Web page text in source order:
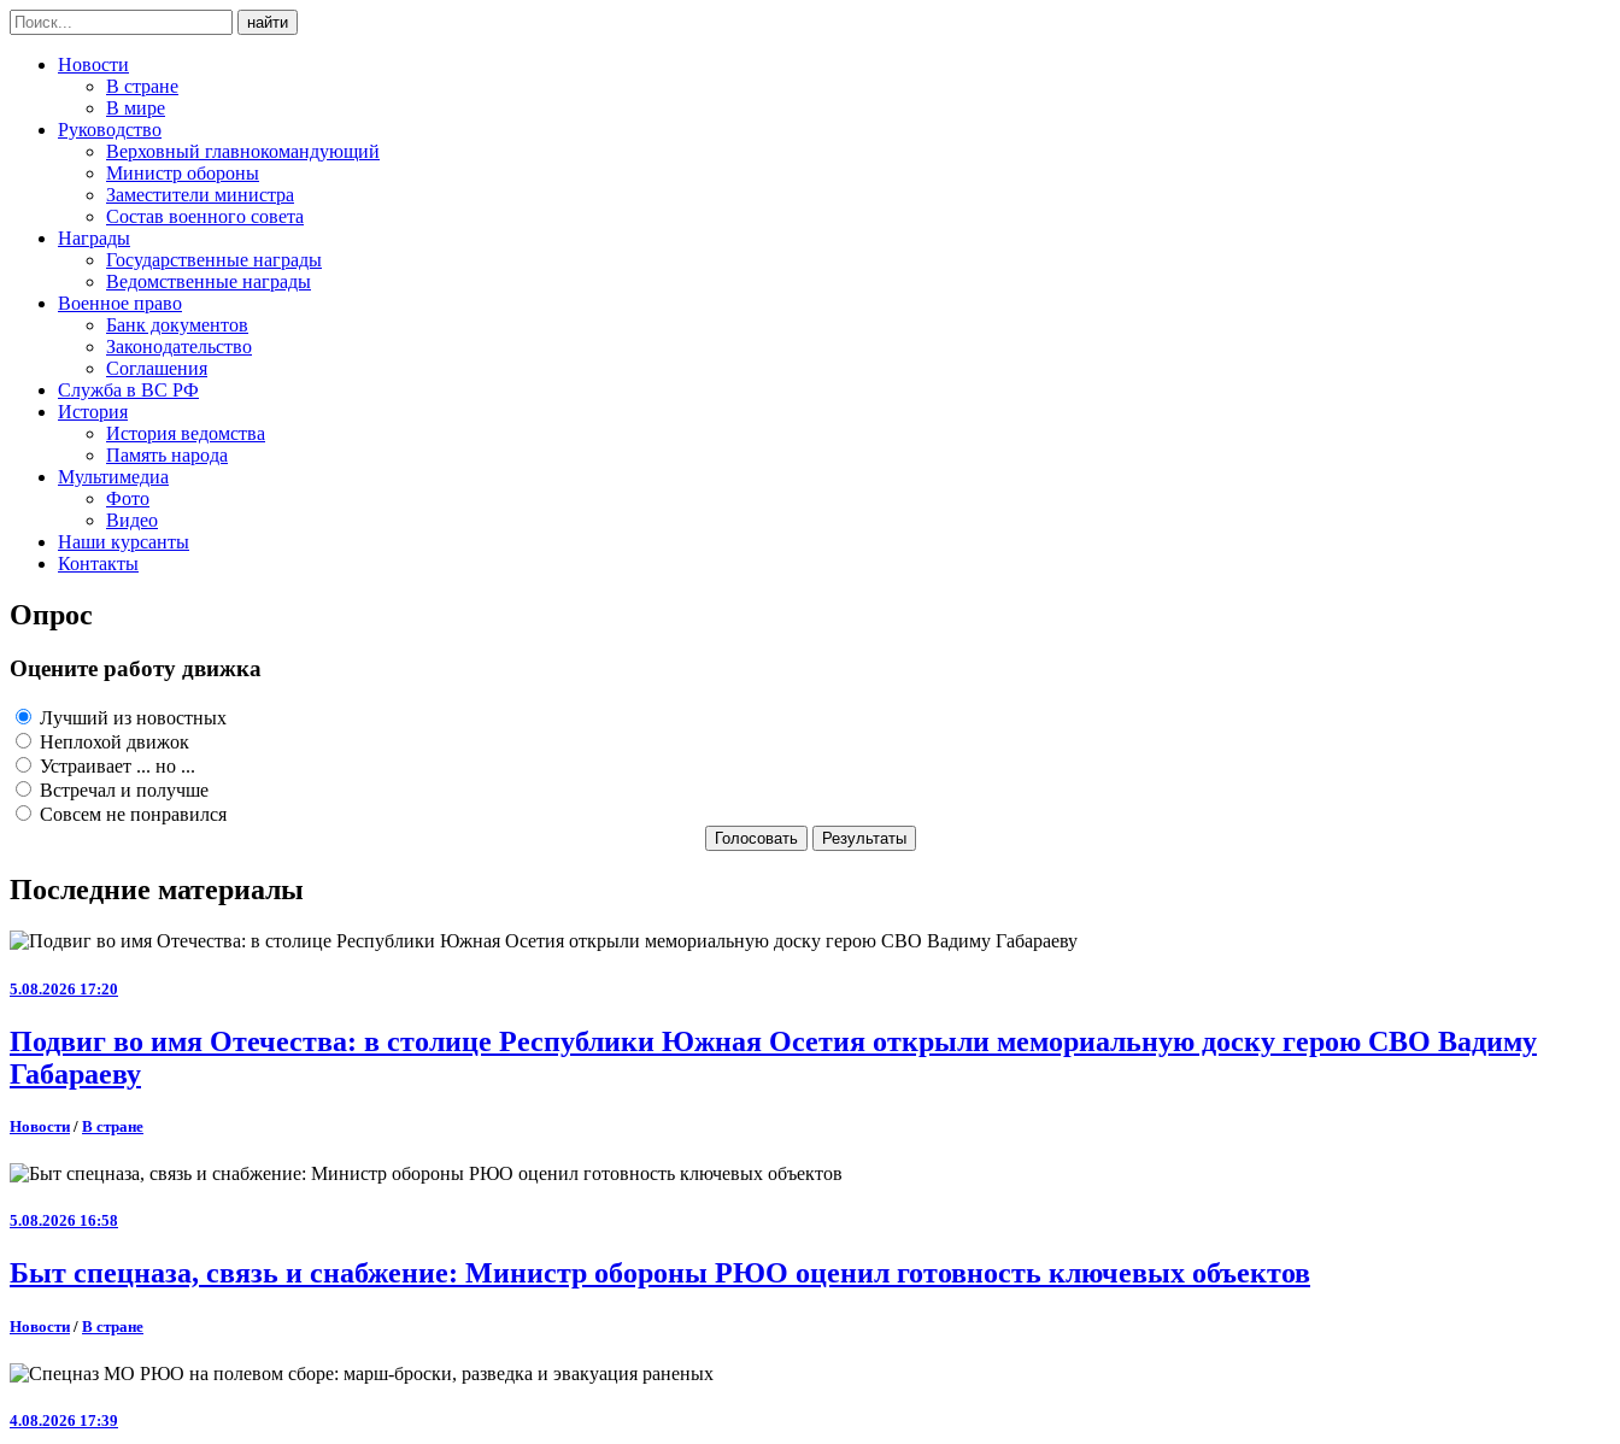
найти
Новости
В стране
В мире
Руководство
Верховный главнокомандующий
Министр обороны
Заместители министра
Состав военного совета
Награды
Государственные награды
Ведомственные награды
Военное право
Банк документов
Законодательство
Соглашения
Служба в ВС РФ
История
История ведомства
Память народа
Мультимедиа
Фото
Видео
Наши курсанты
Контакты
Опрос
Оцените работу движка
Лучший из новостных
Неплохой движок
Устраивает ... но ...
Встречал и получше
Совсем не понравился
Голосовать Результаты
Последние материалы
5.08.2026 17:20
Подвиг во имя Отечества: в столице Республики Южная Осетия открыли мемориальную доску герою СВО Вадиму
Габараеву
Новости / В стране
5.08.2026 16:58
Быт спецназа, связь и снабжение: Министр обороны РЮО оценил готовность ключевых объектов
Новости / В стране
4.08.2026 17:39